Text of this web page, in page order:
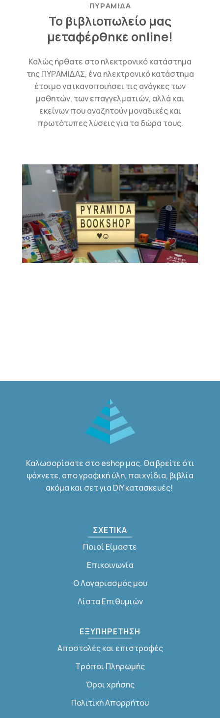
ΠΥΡΑΜΙΔΑ
Το βιβλιοπωλείο μας
μεταφέρθηκε online!
Καλώς ήρθατε στο ηλεκτρονικό κατάστημα
της ΠΥΡΑΜΙΔΑΣ, ένα ηλεκτρονικό κατάστημα
έτοιμο να ικανοποιήσει τις ανάγκες των
μαθητών, των επαγγελματιών, αλλά και
εκείνων που αναζητούν μοναδικές και
πρωτότυπες λύσεις για τα δώρα τους.
Καλωσορίσατε στο eshop μας. Θα βρείτε ότι
ψάχνετε, απο γραφική ύλη, παιχνίδια, βιβλία
ακόμα και σετ για DIY κατασκευές!
ΣΧΕΤΙΚΑ
Ποιοί Είμαστε
Επικοινωνία
Ο Λογαριασμός μου
Λίστα Επιθυμιών
ΕΞΥΠΗΡΕΤΗΣΗ
Αποστολές και επιστροφές
Τρόποι Πληρωμής
Όροι χρήσης
Πολιτική Απορρήτου